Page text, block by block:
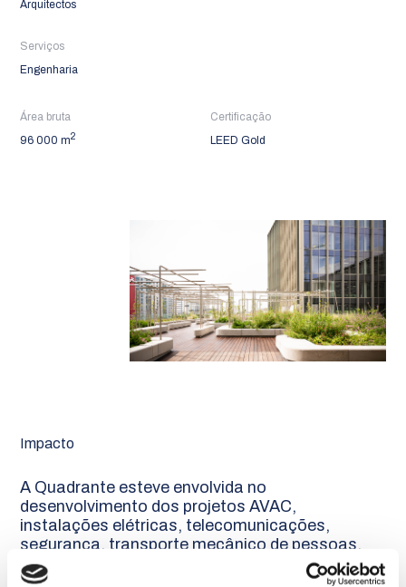
Arquitectos
Serviços
Engenharia
Área bruta
96 000 m2
Certificação
LEED Gold
Impacto
A Quadrante esteve envolvida no
desenvolvimento dos projetos AVAC,
instalações elétricas, telecomunicações,
segurança, transporte mecânico de pessoas,
redes hidráulicas interiores, acústica, gás e
térmica (incluindo o Certificado Energético) e